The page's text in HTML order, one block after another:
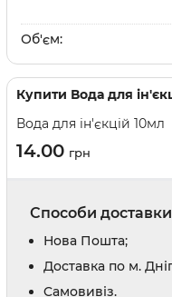
Об'єм:
Купити Вода для
Вода для ін'єкцій 10мл
14.00 грн
Способи доставки
Нова Пошта;
Доставка по м.
Cамовивіз.